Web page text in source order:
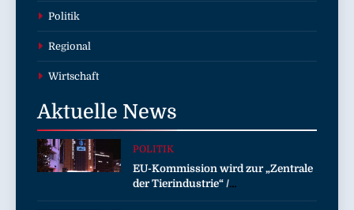
Politik
Regional
Wirtschaft
Aktuelle News
POLITIK
EU-Kommission wird zur „Zentrale
der Tierindustrie“ /
Tierschutzorganisation Animal